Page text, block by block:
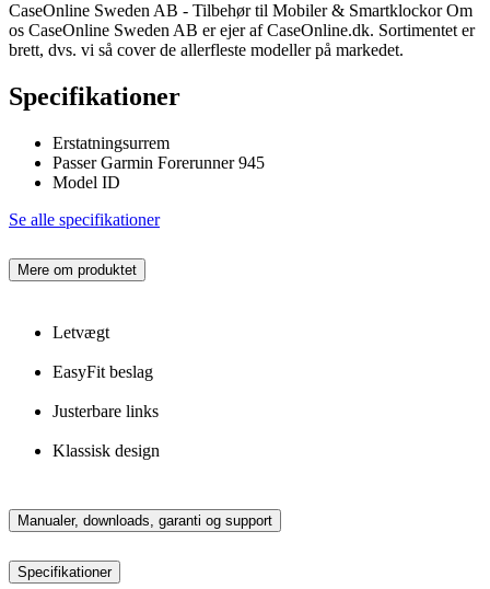
CaseOnline Sweden AB - Tilbehør til Mobiler & Smartklockor Om
os CaseOnline Sweden AB er ejer af CaseOnline.dk. Sortimentet er
brett, dvs. vi så cover de allerfleste modeller på markedet.
Specifikationer
Erstatningsurrem
Passer Garmin Forerunner 945
Model ID
Se alle specifikationer
Mere om produktet
Letvægt
EasyFit beslag
Justerbare links
Klassisk design
Manualer, downloads, garanti og support
Specifikationer